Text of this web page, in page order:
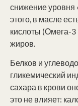
снижение уровня
этого, в масле
кислоты (Омега-
жиров.
Белков и
гликемический
сахара в крови
это не влияет: